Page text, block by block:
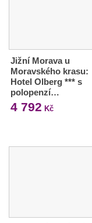
Jižní Morava u
Moravského krasu:
Hotel Olberg *** s
polopenzí…
4 792 Kč